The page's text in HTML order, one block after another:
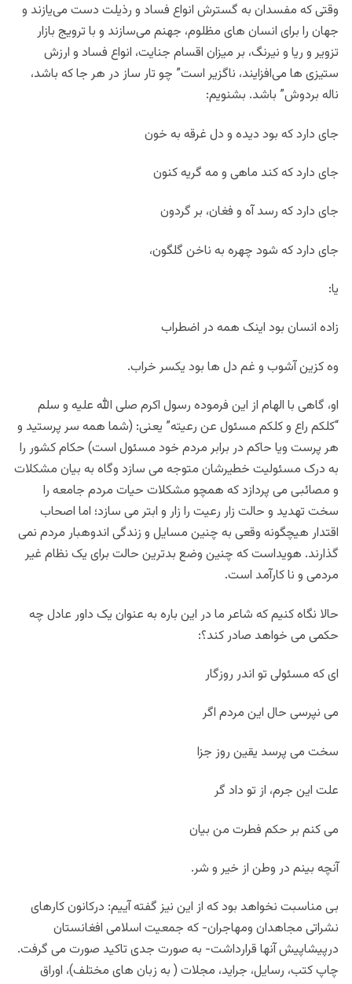
وقتی که مفسدان به گسترش انواع فساد و رذیلت دست می‌یازند و
جهان را برای انسان های مظلوم، جهنم می‌سازند و با ترویج بازار
تزویر و ریا و نیرنگ، بر میزان اقسام جنایت، انواع فساد و ارزش
ستیزی ها می‌افزایند، ناگزیر است” چو تار ساز در هر جا که باشد،
ناله بردوش” باشد. بشنویم:
جای دارد که بود دیده و دل غرقه به خون
جای دارد که کند ماهی و مه گریه کنون
جای دارد که رسد آه و فغان، بر گردون
جای دارد که شود چهره به ناخن گلگون،
یا:
زاده انسان بود اینک همه در اضطراب
وه کزین آشوب و غم دل ها بود یکسر خراب.
او، گاهی با الهام از این فرموده رسول اکرم صلی الله علیه و سلم
“کلکم راع و کلکم مسئول عن رعیته” یعنی: (شما همه سر پرستید و
هر پرست ویا حاکم در برابر مردم خود مسئول است) حکام کشور را
به درک مسئولیت خطیرشان متوجه می سازد وگاه به بیان مشکلات
و مصائبی می پردازد که همچو مشکلات حیات مردم جامعه را
سخت تهدید و حالت زار رعیت را زار و ابتر می سازد؛ اما اصحاب
اقتدار هیچگونه وقعی به چنین مسایل و زندگی اندوهبار مردم نمی
گذارند. هویداست که چنین وضع بدترین حالت برای یک نظام غیر
مردمی و نا کارآمد است.
حالا نگاه کنیم که شاعر ما در این باره به عنوان یک داور عادل چه
حکمی می خواهد صادر کند؟:
ای که مسئولی تو اندر روزگار
می نپرسی حال این مردم اگر
سخت می پرسد یقین روز جزا
علت این جرم، از تو داد گر
می کنم بر حکم فطرت من بیان
آنچه بینم در وطن از خیر و شر.
بی مناسبت نخواهد بود که از این نیز گفته آییم: درکانون کارهای
نشراتی مجاهدان ومهاجران- که جمعیت اسلامی افغانستان
درپیشاپیش آنها قرارداشت- به صورت جدی تاکید صورت می گرفت.
چاپ کتب، رسایل، جراید، مجلات ( به زبان های مختلف)، اوراق